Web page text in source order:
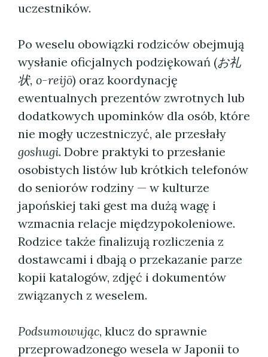
uczestników.
Po weselu obowiązki rodziców obejmują
wysłanie oficjalnych podziękowań (お礼
状, o-reijō) oraz koordynację
ewentualnych prezentów zwrotnych lub
dodatkowych upominków dla osób, które
nie mogły uczestniczyć, ale przesłały
goshugi. Dobre praktyki to przesłanie
osobistych listów lub krótkich telefonów
do seniorów rodziny — w kulturze
japońskiej taki gest ma dużą wagę i
wzmacnia relacje międzypokoleniowe.
Rodzice także finalizują rozliczenia z
dostawcami i dbają o przekazanie parze
kopii katalogów, zdjęć i dokumentów
związanych z weselem.
Podsumowując, klucz do sprawnie
przeprowadzonego wesela w Japonii to